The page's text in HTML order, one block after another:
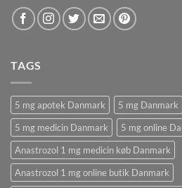
TAGS
5 mg apotek Danmark 5 mg Danmark
5 mg medicin Danmark
5 mg online
Anastrozol 1 mg medicin køb Danmark
Anastrozol 1 mg online butik Danmark